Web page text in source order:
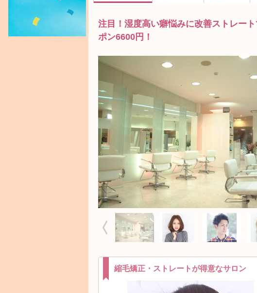
注目！湿度高い癖悩みに改善ストレー
ポン6600円！
縮毛矯正・ストレートが得意なサロン